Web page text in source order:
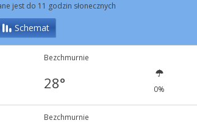
jest do 11 godzin słonecznych
Schemat
Bezchmurnie
28° 0%
Bezchmurnie